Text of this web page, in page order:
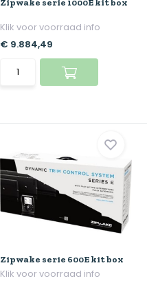
Zipwake serie 1000E kit box
Klik voor voorraad info
€ 9.884,49
Zipwake serie 600E kit box
Klik voor voorraad info